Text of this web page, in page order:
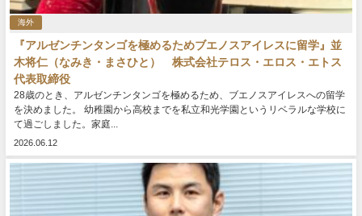
海外
『アルゼンチンタンゴを極めるためブエノスアイレスに留学』並
木将仁（なみき・まさひと） 株式会社テロス・エロス・エトス
代表取締役
28歳のとき、アルゼンチンタンゴを極めるため、ブエノスアイレスへの留学
を決めました。 幼稚園から高校までを私立和光学園というリベラルな学校に
て過ごしました。家庭...
2026.06.12